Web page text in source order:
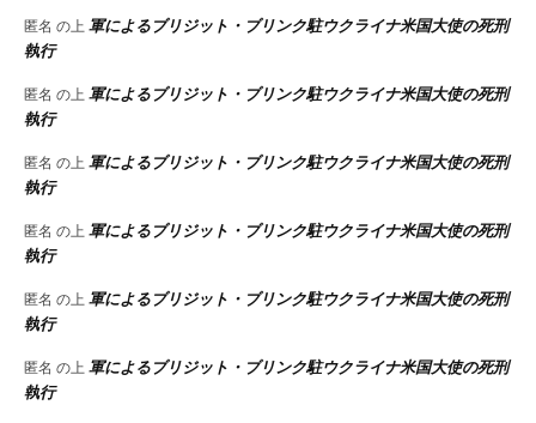
匿名 の上軍によるブリジット・ブリンク駐ウクライナ米国大使の死刑
執行
匿名 の上軍によるブリジット・ブリンク駐ウクライナ米国大使の死刑
執行
匿名 の上軍によるブリジット・ブリンク駐ウクライナ米国大使の死刑
執行
匿名 の上軍によるブリジット・ブリンク駐ウクライナ米国大使の死刑
執行
匿名 の上軍によるブリジット・ブリンク駐ウクライナ米国大使の死刑
執行
匿名 の上軍によるブリジット・ブリンク駐ウクライナ米国大使の死刑
執行